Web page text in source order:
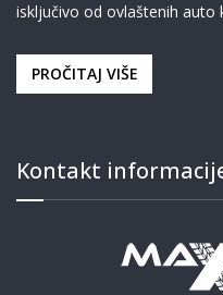
isključivo od ovlaštenih auto
PROČITAJ VIŠE
Kontakt